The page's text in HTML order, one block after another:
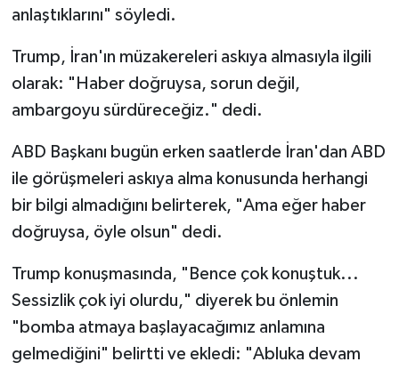
anlaştıklarını" söyledi.
Trump, İran'ın müzakereleri askıya almasıyla ilgili
olarak: "Haber doğruysa, sorun değil,
ambargoyu sürdüreceğiz." dedi.
ABD Başkanı bugün erken saatlerde İran'dan ABD
ile görüşmeleri askıya alma konusunda herhangi
bir bilgi almadığını belirterek, "Ama eğer haber
doğruysa, öyle olsun" dedi.
Trump konuşmasında, "Bence çok konuştuk...
Sessizlik çok iyi olurdu," diyerek bu önlemin
"bomba atmaya başlayacağımız anlamına
gelmediğini" belirtti ve ekledi: "Abluka devam